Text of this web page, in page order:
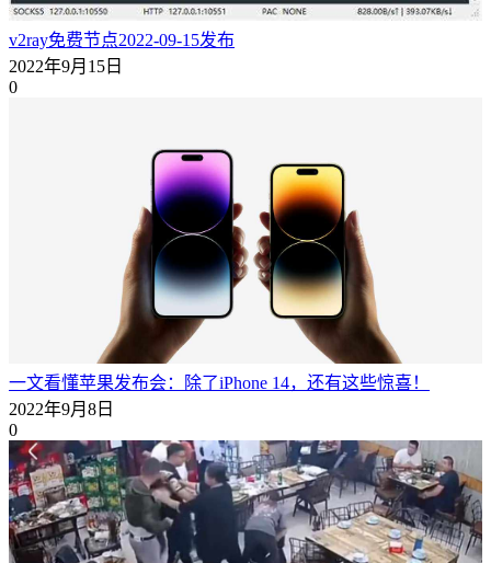
v2ray免费节点2022-09-15发布
2022年9月15日
0
一文看懂苹果发布会：除了iPhone 14，还有这些惊喜！
2022年9月8日
0